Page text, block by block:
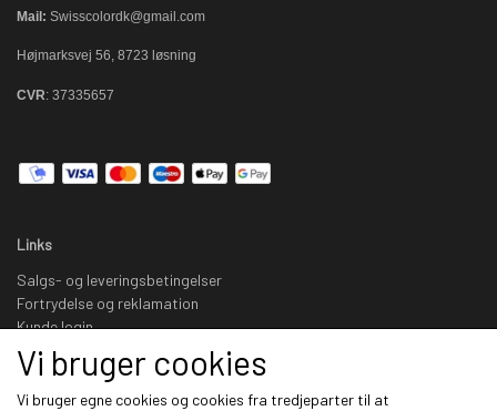
Mail: Swisscolordk@gmail.com
Højmarksvej 56, 8723 løsning
CVR: 37335657
Links
Salgs- og leveringsbetingelser
Fortrydelse og reklamation
Kunde login
Om os
Kontakt
Nyhedsbrev
Vi bruger cookies
Vi bruger egne cookies og cookies fra tredjeparter til at